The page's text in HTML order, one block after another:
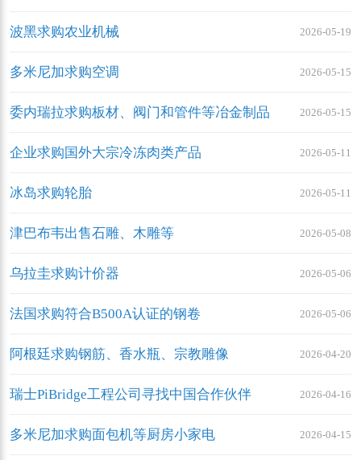
波黑求购农业机械 2026-05-19
多米尼加求购空调 2026-05-15
委内瑞拉求购板材、阀门和管件等冶金制品 2026-05-15
企业求购国外大宗冷冻肉类产品 2026-05-11
冰岛求购轮胎 2026-05-11
津巴布韦出售石雕、木雕等 2026-05-08
乌拉圭求购计价器 2026-05-06
法国求购符合B500A认证的钢卷 2026-05-06
阿根廷求购钢筋、香水瓶、宗教雕像 2026-04-20
瑞士PiBridge工程公司寻找中国合作伙伴 2026-04-16
多米尼加求购面包机等厨房小家电 2026-04-15